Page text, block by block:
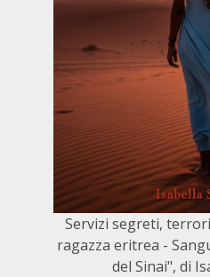
Servizi segreti,
ragazza eritrea -
del Sinai", di